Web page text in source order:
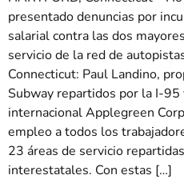
presentado denuncias por
salarial contra las dos
servicio de la red de
Connecticut: Paul Landino,
Subway repartidos por la I-
internacional Applegreen
empleo a todos los
23 áreas de servicio
interestatales. Con estas […]